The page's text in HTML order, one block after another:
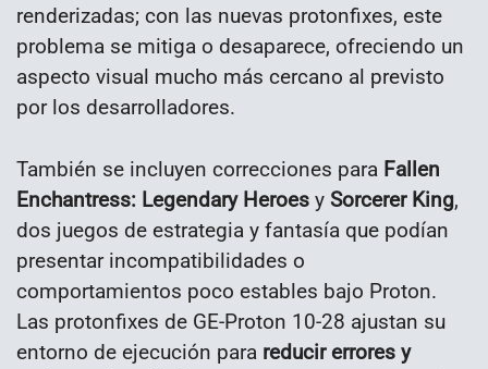
renderizadas; con las nuevas protonfixes, este
problema se mitiga o desaparece, ofreciendo un
aspecto visual mucho más cercano al previsto
por los desarrolladores.
También se incluyen correcciones para Fallen
Enchantress: Legendary Heroes y Sorcerer King,
dos juegos de estrategia y fantasía que podían
presentar incompatibilidades o
comportamientos poco estables bajo Proton.
Las protonfixes de GE-Proton 10-28 ajustan su
entorno de ejecución para reducir errores y